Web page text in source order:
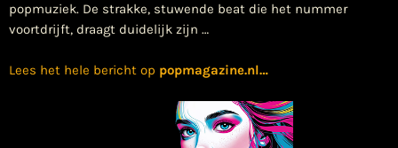
popmuziek. De strakke, stuwende beat die het nummer
voortdrijft, draagt duidelijk zijn …
Lees het hele bericht op popmagazine.nl…